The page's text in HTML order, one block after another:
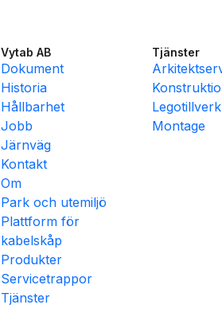
Vytab AB
Dokument
Historia
Hållbarhet
Jobb
Järnväg
Kontakt
Om
Park och utemiljö
Plattform för
kabelskåp
Produkter
Servicetrappor
Tjänster
Tjänster
Montage